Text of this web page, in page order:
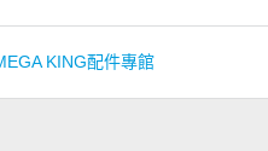
KING配件專館